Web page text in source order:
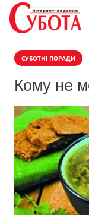
СУБОТНІ ПОРАДИ
Кому не